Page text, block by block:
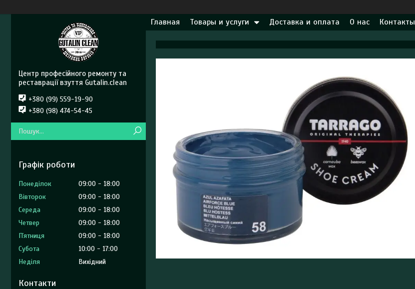
Главная Товары и услуги Доставка и оплата О нас Контакты
Центр професійного ремонту та
реставрації взуття Gutalin.clean
+380 (99) 559-19-90
+380 (98) 474-54-45
Графік роботи
Понеділок 09:00
18:00
Вівторок
09:00
18:00
Середа
09:00
18:00
Четвер
09:00
18:00
Пʼятниця
09:00
18:00
Субота
10:00
17:00
Неділя
Вихідний
Контакти